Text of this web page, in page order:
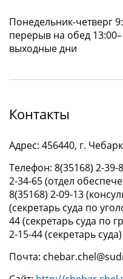
Понедельник-четверг
перерыв на обед
выходные дни
Контакты
Адрес: 456440, г.
Телефон: 8(35168) 2-39-
2-34-65 (отдел
8(35168) 2-09-13
(секретарь суда по
44 (секретарь суда по
2-15-44 (секретарь суда)
Почта: